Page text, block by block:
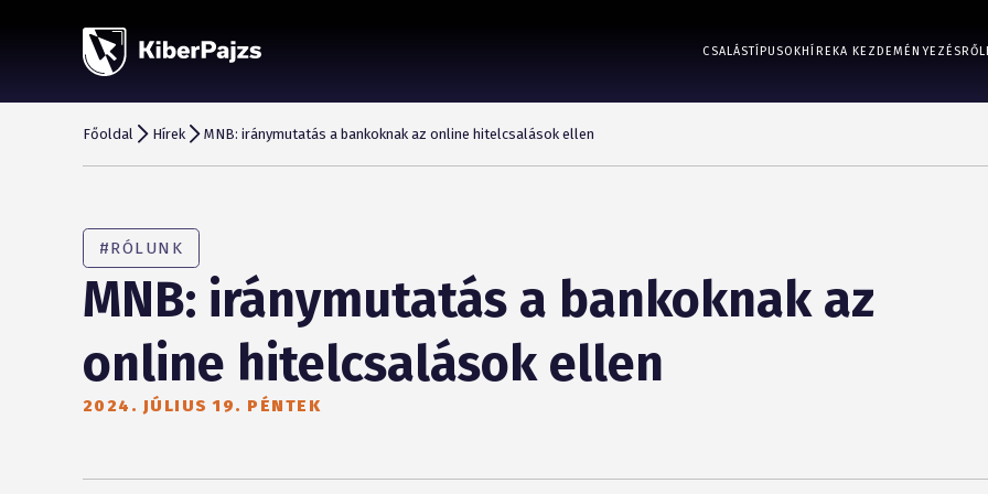
CSALÁSTÍPUSOK HÍREKA KEZDEMÉNYEZÉSRŐL
Főoldal Hírek MNB: iránymutatás a bankoknak az online hitelcsalások ellen
#RÓLUNK
MNB: iránymutatás a bankoknak az
online hitelcsalások ellen
2024. JÚLIUS 19. PÉNTEK